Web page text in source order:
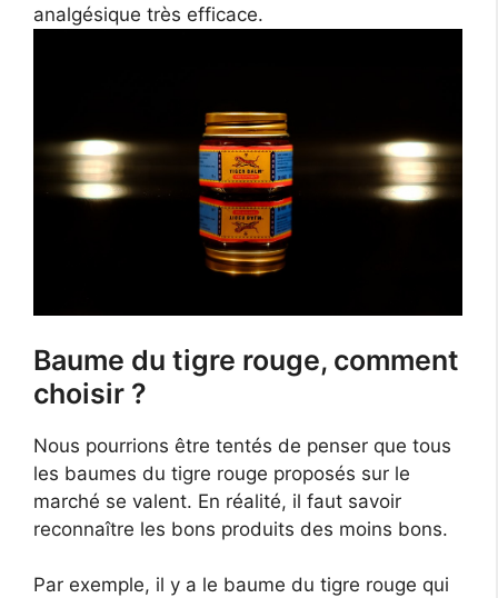
analgésique très efficace.
Baume du tigre rouge, comment
choisir ?
Nous pourrions être tentés de penser que tous
les baumes du tigre rouge proposés sur le
marché se valent. En réalité, il faut savoir
reconnaître les bons produits des moins bons.
Par exemple, il y a le baume du tigre rouge qui